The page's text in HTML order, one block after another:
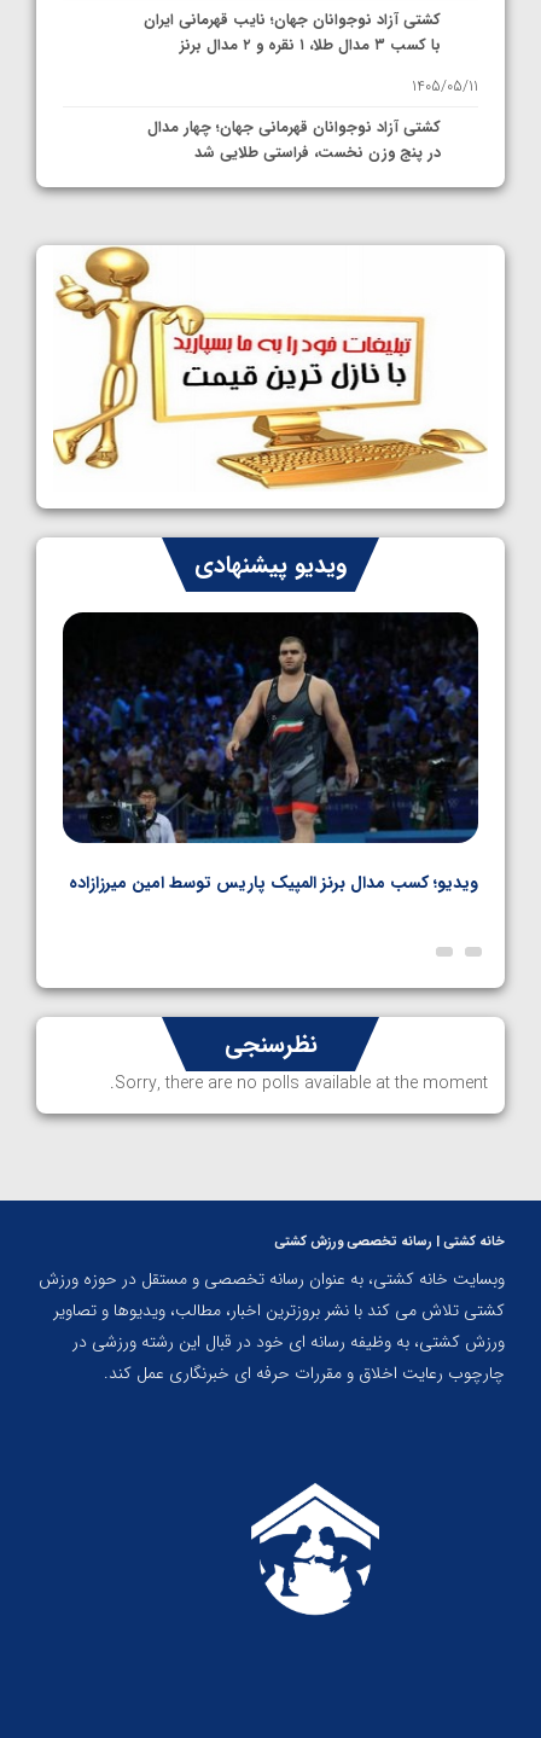
کشتی آزاد نوجوانان جهان؛ نایب قهرمانی ایران
با کسب ۳ مدال طلا، ۱ نقره و ۲ مدال برنز
1405/05/11
کشتی آزاد نوجوانان قهرمانی جهان؛ چهار مدال
در پنج وزن نخست، فراستی طلایی شد
1405/05/11
کشتی آزاد نوجوانان جهان؛ رقبای نمایندگان
ایران مشخص شدند
1405/05/08
کشتی فرنگی نوجوانان جهان؛ سکوی تیمی
سوم برای ایران
1405/05/07
ایران چشم به راه چهار مدال در پنج وزن دوم
کشتی فرنگی نوجوانان جهان
1405/05/06
ویدیو پیشنهادی
ویدیو؛ کسب مدال برنز المپیک پاریس توسط امین میرزازاده
نظرسنجی
Sorry, there are no polls available at the moment.
خانه کشتی | رسانه تخصصی ورزش کشتی
وبسایت خانه کشتی، به عنوان رسانه تخصصی و مستقل در حوزه ورزش
کشتی تلاش می کند با نشر بروزترین اخبار، مطالب، ویدیوها و تصاویر
ورزش کشتی، به وظیفه رسانه ای خود در قبال این رشته ورزشی در
چارچوب رعایت اخلاق و مقررات حرفه ای خبرنگاری عمل کند.